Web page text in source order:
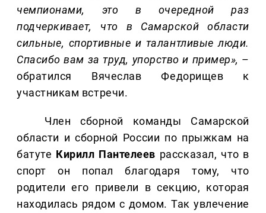
чемпионами, это в очередной раз
подчеркивает, что в Самарской области
сильные, спортивные и талантливые люди.
Спасибо вам за труд, упорство и пример», –
обратился Вячеслав Федорищев к
участникам встречи.
Член сборной команды Самарской
области и сборной России по прыжкам на
батуте Кирилл Пантелеев рассказал, что в
спорт он попал благодаря тому, что
родители его привели в секцию, которая
находилась рядом с домом. Так увлечение